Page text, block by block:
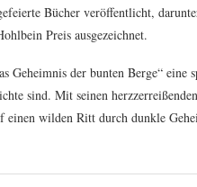
Bücher veröffentlicht,
Preis ausgezeichnet.
Geheimnis der bunten Berge“ eine
sind. Mit seinen
wilden Ritt durch dunkle